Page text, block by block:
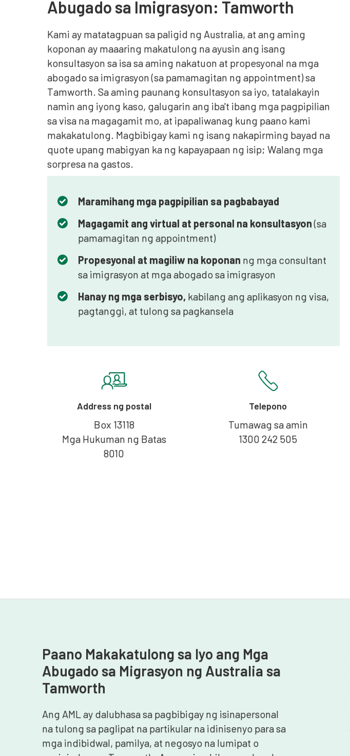
Abugado sa Imigrasyon: Tamworth
Kami ay matatagpuan sa paligid ng Australia, at ang aming
koponan ay maaaring makatulong na ayusin ang isang
konsultasyon sa isa sa aming nakatuon at propesyonal na mga
abogado sa imigrasyon (sa pamamagitan ng appointment) sa
Tamworth. Sa aming paunang konsultasyon sa iyo, tatalakayin
namin ang iyong kaso, galugarin ang iba't ibang mga pagpipilian
sa visa na magagamit mo, at ipapaliwanag kung paano kami
makakatulong. Magbibigay kami ng isang nakapirming bayad na
quote upang mabigyan ka ng kapayapaan ng isip; Walang mga
sorpresa na gastos.
Maramihang mga pagpipilian sa pagbabayad
Magagamit ang virtual at personal na konsultasyon(sa
pamamagitan ng appointment)
Propesyonal at magiliw na koponan ng mga consultant
sa imigrasyon at mga abogado sa imigrasyon
Hanay ng mga serbisyo, kabilang ang aplikasyon ng visa,
pagtanggi, at tulong sa pagkansela
Address ng postal
Box 13118
Mga Hukuman ng Batas
8010
Telepono
Tumawag sa amin
1300 242 505
Paano Makakatulong sa Iyo ang Mga
Abugado sa Migrasyon ng Australia sa
Tamworth
Ang AML ay dalubhasa sa pagbibigay ng isinapersonal
na tulong sa paglipat na partikular na idinisenyo para sa
mga indibidwal, pamilya, at negosyo na lumipat o